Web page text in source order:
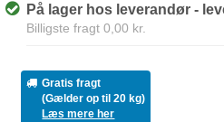
På lager hos leverandør -
Billigste fragt 0,00 kr.
Gratis fragt
(Gælder op til 20 kg)
Læs mere her